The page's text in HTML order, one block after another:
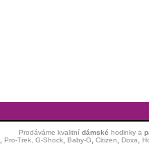
Prodáváme kvalitní dámské hodinkya
Pro-Trek, G-Shock, Baby-G Citizen Doxa